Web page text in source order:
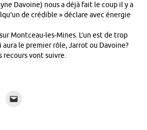
Davoine) nous a déjà fait le coup il y a
de crédible » déclare avec énergie
Montceau-les-Mines. L’un est de trop
le premier rôle, Jarrot ou Davoine?
recours vont suivre.